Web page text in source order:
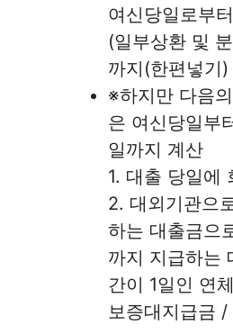
여신당일로부
(일부상환 및
까지(한편넣기)
※하지만 다음
은 여신당일부
일까지 계산
1. 대출 당일에
2. 대외기관으
하는 대출금으
까지 지급하는
간이 1일인 연
보증대지급금